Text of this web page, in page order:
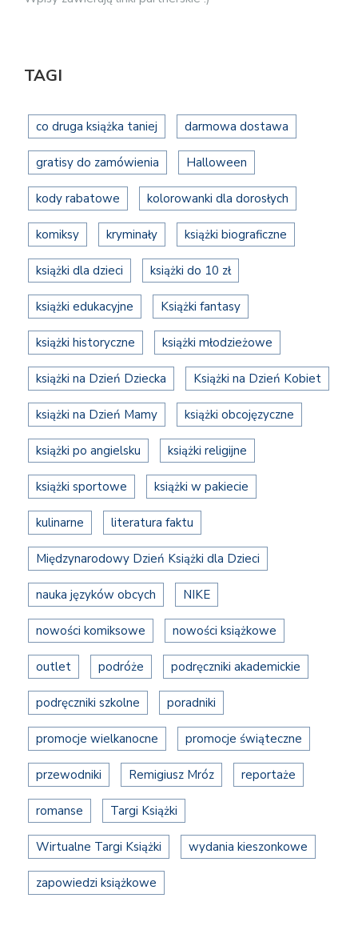
TAGI
co druga książka taniej darmowa dostawa
gratisy do zamówienia Halloween
kody rabatowe kolorowanki dla dorosłych
komiksy kryminały książki biograficzne
książki dla dzieci książki do 10 zł
książki edukacyjne Książki fantasy
książki historyczne książki młodzieżowe
książki na Dzień Dziecka Książki na Dzień Kobiet
książki na Dzień Mamy książki obcojęzyczne
książki po angielsku książki religijne
książki sportowe książki w pakiecie
kulinarne literatura faktu
Międzynarodowy Dzień Książki dla Dzieci
nauka języków obcych NIKE
nowości komiksowe nowości książkowe
outlet podróże podręczniki akademickie
podręczniki szkolne poradniki
promocje wielkanocne promocje świąteczne
przewodniki Remigiusz Mróz reportaże
romanse Targi Książki
Wirtualne Targi Książki wydania kieszonkowe
zapowiedzi książkowe